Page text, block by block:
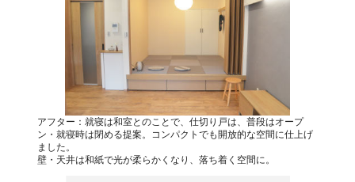
アフター：就寝は和室とのことで、仕切り戸は、普段はオープ
ン・就寝時は閉める提案。コンパクトでも開放的な空間に仕上げ
ました。
壁・天井は和紙で光が柔らかくなり、落ち着く空間に。